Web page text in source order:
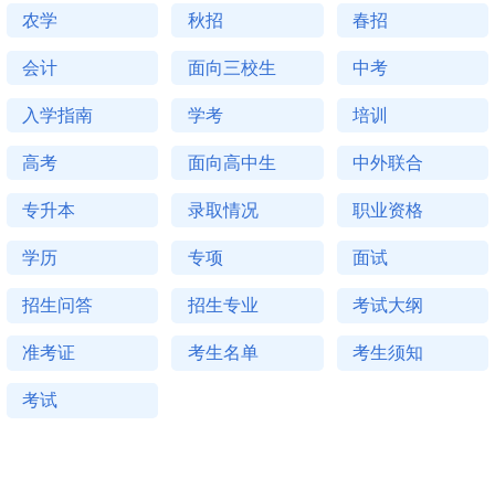
农学 秋招 春招
会计 面向三校生 中考
入学指南 学考 培训
高考 面向高中生 中外联合
专升本 录取情况 职业资格
学历 专项 面试
招生问答 招生专业 考试大纲
准考证 考生名单 考生须知
考试